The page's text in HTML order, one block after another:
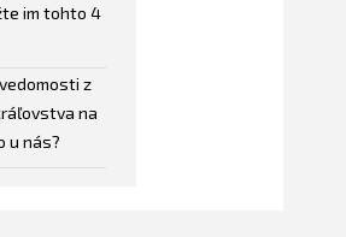
im tohto 4
z
na
u nás?